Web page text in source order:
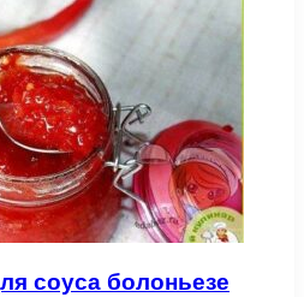
соуса болоньезе